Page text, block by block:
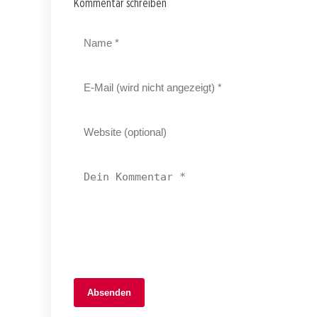
Kommentar schreiben
Absenden
Sichere Fasnacht 2026: Regierung